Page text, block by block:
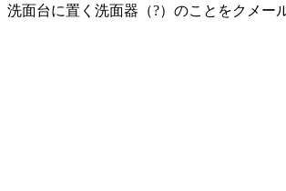
洗面台に置く洗面器（?）のことをクメー